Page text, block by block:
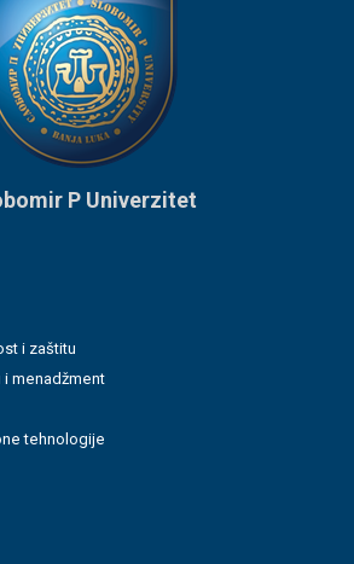
P Univerzitet
i zaštitu
i menadžment
tehnologije